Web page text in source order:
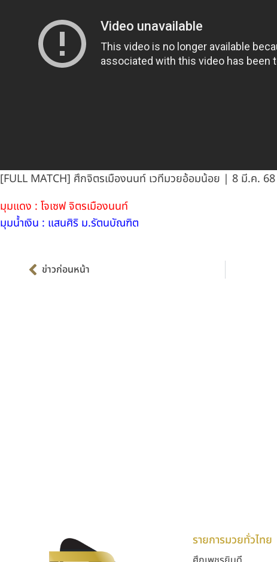
[FULL MATCH] ศึกจิตรเมืองนนท์ เวทีมวยอ้อมน้อย | 8 มี.ค. 68
มุมแดง : โจเซฟ จิตรเมืองนนท์
มุมน้ำเงิน : แสนศิริ ม.รัตนบัณฑิต
ข่าวก่อนหน้า
รายการมวยทั่วไทย